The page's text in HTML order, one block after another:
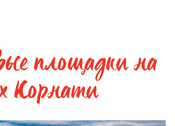
площадки на
Корнати